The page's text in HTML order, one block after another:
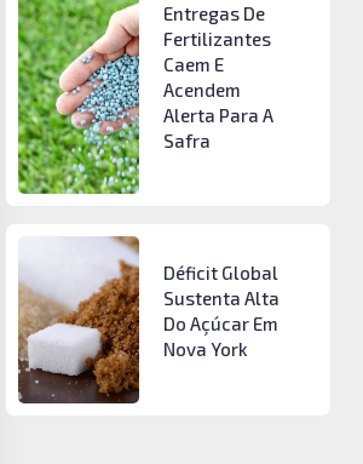
Entregas De
Fertilizantes
Caem E
Acendem
Alerta Para A
Safra
Déficit Global
Sustenta Alta
Do Açúcar Em
Nova York